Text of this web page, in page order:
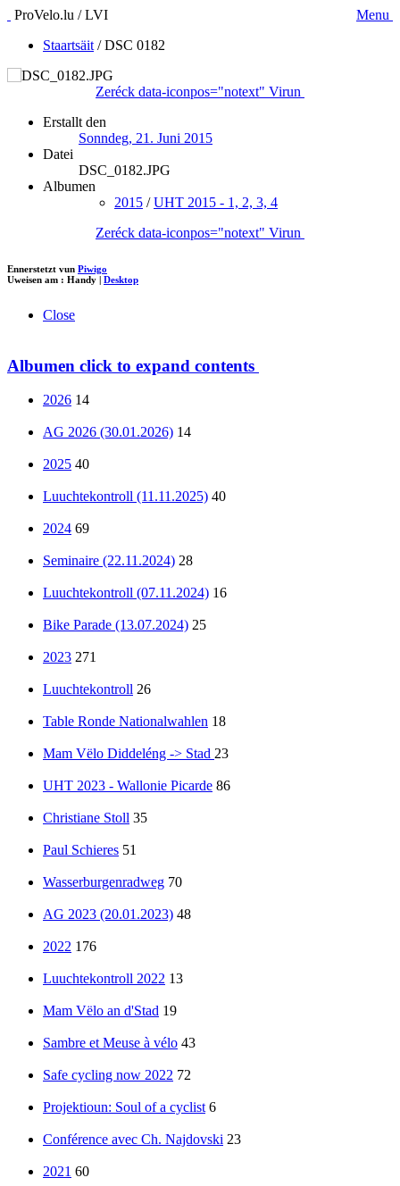
ProVelo.lu / LVI
Menu
Staartsäit /DSC 0182
Zeréck data-iconpos="notext" Virun
Erstallt den
Sonndeg, 21. Juni 2015
Datei
DSC_0182.JPG
Albumen
2015 /UHT 2015 - 1, 2, 3, 4
Zeréck data-iconpos="notext" Virun
Ennerstetzt vun Piwigo
Uweisen am : Handy | Desktop
Close
Albumen click to expand contents
2026 14
AG 2026 (30.01.2026) 14
2025 40
Luuchtekontroll (11.11.2025) 40
2024 69
Seminaire (22.11.2024) 28
Luuchtekontroll (07.11.2024) 16
Bike Parade (13.07.2024) 25
2023 271
Luuchtekontroll 26
Table Ronde Nationalwahlen 18
Mam Vëlo Diddeléng -> Stad 23
UHT 2023 - Wallonie Picarde 86
Christiane Stoll 35
Paul Schieres 51
Wasserburgenradweg 70
AG 2023 (20.01.2023) 48
2022 176
Luuchtekontroll 2022 13
Mam Vëlo an d'Stad 19
Sambre et Meuse à vélo 43
Safe cycling now 2022 72
Projektioun: Soul of a cyclist 6
Conférence avec Ch. Najdovski 23
2021 60